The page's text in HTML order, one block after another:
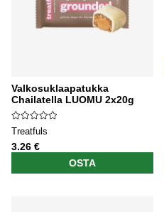
Valkosuklaapatukka
Chailatella LUOMU 2x20g
Treatfuls
3.26 €
OSTA